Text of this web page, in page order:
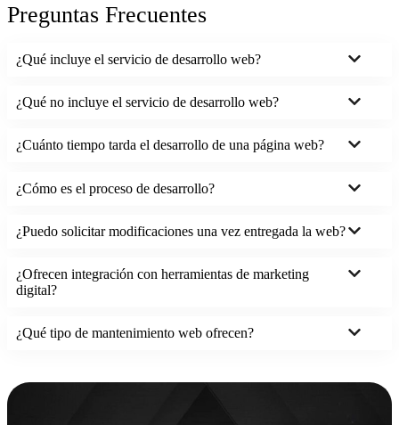
Preguntas Frecuentes
¿Qué incluye el servicio de desarrollo web?
¿Qué no incluye el servicio de desarrollo web?
¿Cuánto tiempo tarda el desarrollo de una página web?
¿Cómo es el proceso de desarrollo?
¿Puedo solicitar modificaciones una vez entregada la web?
¿Ofrecen integración con herramientas de marketing
digital?
¿Qué tipo de mantenimiento web ofrecen?